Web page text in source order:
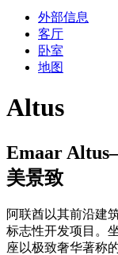
外部信息
客厅
卧室
地图
Altus
Emaar
美景致
阿联酋以其前沿建
标志性开发项目。
座以极致奢华著称